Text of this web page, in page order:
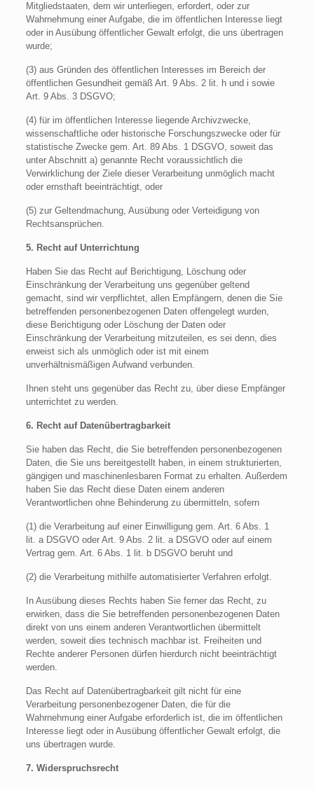
Mitgliedstaaten, dem wir unterliegen, erfordert, oder zur
Wahrnehmung einer Aufgabe, die im öffentlichen Interesse liegt
oder in Ausübung öffentlicher Gewalt erfolgt, die uns übertragen
wurde;
(3) aus Gründen des öffentlichen Interesses im Bereich der
öffentlichen Gesundheit gemäß Art. 9 Abs. 2 lit. h und i sowie
Art. 9 Abs. 3 DSGVO;
(4) für im öffentlichen Interesse liegende Archivzwecke,
wissenschaftliche oder historische Forschungszwecke oder für
statistische Zwecke gem. Art. 89 Abs. 1 DSGVO, soweit das
unter Abschnitt a) genannte Recht voraussichtlich die
Verwirklichung der Ziele dieser Verarbeitung unmöglich macht
oder ernsthaft beeinträchtigt, oder
(5) zur Geltendmachung, Ausübung oder Verteidigung von
Rechtsansprüchen.
5. Recht auf Unterrichtung
Haben Sie das Recht auf Berichtigung, Löschung oder
Einschränkung der Verarbeitung uns gegenüber geltend
gemacht, sind wir verpflichtet, allen Empfängern, denen die Sie
betreffenden personenbezogenen Daten offengelegt wurden,
diese Berichtigung oder Löschung der Daten oder
Einschränkung der Verarbeitung mitzuteilen, es sei denn, dies
erweist sich als unmöglich oder ist mit einem
unverhältnismäßigen Aufwand verbunden.
Ihnen steht uns gegenüber das Recht zu, über diese Empfänger
unterrichtet zu werden.
6. Recht auf Datenübertragbarkeit
Sie haben das Recht, die Sie betreffenden personenbezogenen
Daten, die Sie uns bereitgestellt haben, in einem strukturierten,
gängigen und maschinenlesbaren Format zu erhalten. Außerdem
haben Sie das Recht diese Daten einem anderen
Verantwortlichen ohne Behinderung zu übermitteln, sofern
(1) die Verarbeitung auf einer Einwilligung gem. Art. 6 Abs. 1
lit. a DSGVO oder Art. 9 Abs. 2 lit. a DSGVO oder auf einem
Vertrag gem. Art. 6 Abs. 1 lit. b DSGVO beruht und
(2) die Verarbeitung mithilfe automatisierter Verfahren erfolgt.
In Ausübung dieses Rechts haben Sie ferner das Recht, zu
erwirken, dass die Sie betreffenden personenbezogenen Daten
direkt von uns einem anderen Verantwortlichen übermittelt
werden, soweit dies technisch machbar ist. Freiheiten und
Rechte anderer Personen dürfen hierdurch nicht beeinträchtigt
werden.
Das Recht auf Datenübertragbarkeit gilt nicht für eine
Verarbeitung personenbezogener Daten, die für die
Wahrnehmung einer Aufgabe erforderlich ist, die im öffentlichen
Interesse liegt oder in Ausübung öffentlicher Gewalt erfolgt, die
uns übertragen wurde.
7. Widerspruchsrecht